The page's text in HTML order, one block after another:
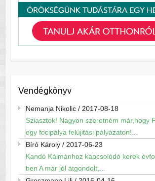
Vendégkönyv
Nemanja Nikolic/ 2017-08-18
Sziasztok! Nagyon szeretném már,hogy
egy focipálya felújitási pályázaton!...
Bíró Károly/ 2017-06-23
Kandó Kálmánhoz kapcsolódó kerek
ben A már jól átgondolt,...